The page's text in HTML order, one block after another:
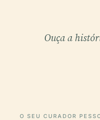
Ouça a
O SEU CURADOR